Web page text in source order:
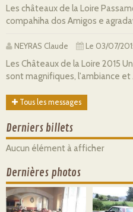
Les châteaux de la Loire
compahiha dos Amigos e
NEYRAS Claude Le 03/07/
Les Châteaux de la Loire 2015
sont magnifiques, l'ambiance et
Tous les messages
Derniers billets
Aucun élément à afficher
Dernières photos